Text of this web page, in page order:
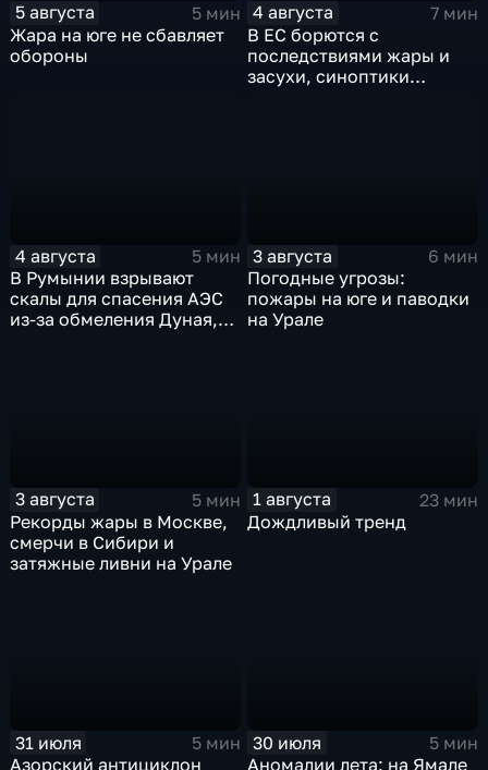
5 августа
5 мин
Жара на юге не сбавляет
обороны
4 августа
7 мин
В ЕС борются с
последствиями жары и
засухи, синоптики
4 августа
5 мин
В Румынии взрывают
скалы для спасения АЭС
из-за обмеления Дуная,
3 августа
6 мин
Погодные угрозы:
пожары на юге и паводки
на Урале
3 августа
5 мин
Рекорды жары в Москве,
смерчи в Сибири и
затяжные ливни на Урале
1 августа
23 мин
Дождливый тренд
31 июля
5 мин
Азорский антициклон
30 июля
5 мин
Аномалии лета: на Ямале